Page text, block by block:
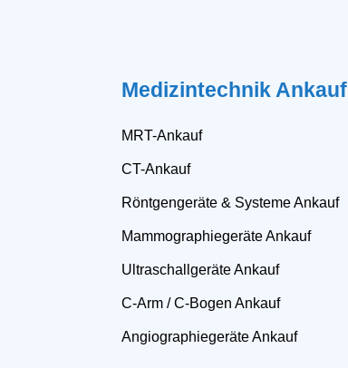
Medizintechnik Ankauf
MRT-Ankauf
CT-Ankauf
Röntgengeräte & Systeme Ankauf
Mammographiegeräte Ankauf
Ultraschallgeräte Ankauf
C-Arm / C-Bogen Ankauf
Angiographiegeräte Ankauf